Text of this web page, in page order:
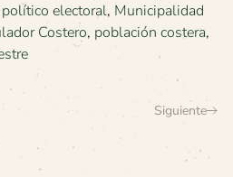
electoral, Municipalidad
Costero, población costera,
Siguiente